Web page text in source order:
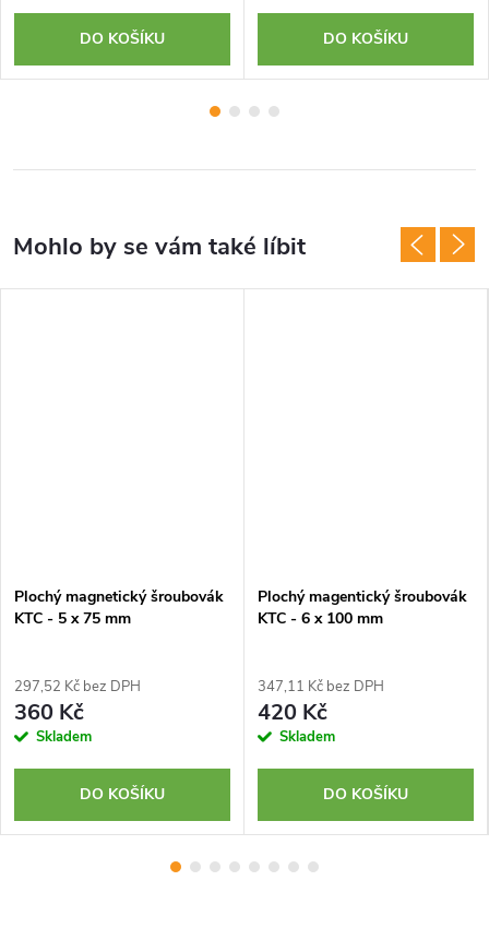
DO KOŠÍKU DO KOŠÍKU
Plochý magnetický šroubovák
KTC - 5 x 75 mm
297,52 Kč bez DPH
360 Kč
Skladem
DO KOŠÍKU
Plochý magentický šroubovák
KTC - 6 x 100 mm
347,11 Kč bez DPH
420 Kč
Skladem
DO KOŠÍKU